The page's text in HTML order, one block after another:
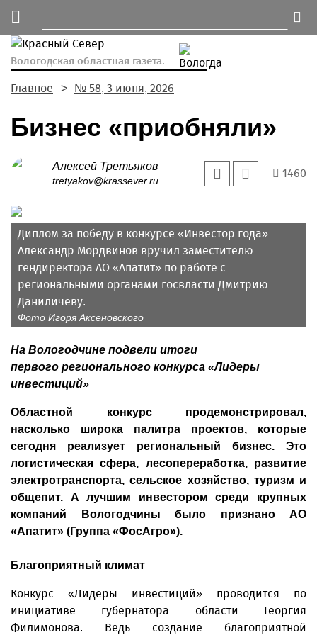
Вологодская областная газета.
Главное № 58, 3 июня, 2026
Бизнес «приобняли»
Алексей Третьяков
tretyakov@krassever.ru
1460
Диплом за победу в конкурсе «Инвестор года»
Александр Мордвинов вручил заместителю
гендиректора АО «Апатит» по работе с
региональными органами госвласти Дмитрию
Даниличеву.
Фото Игоря Аксеновского
На Вологодчине подвели итоги
первого регионального конкурса «Лидеры
инвестиций»
Областной конкурс продемонстрировал,
насколько широка палитра проектов, которые
сегодня реализует региональный бизнес. Это
логистическая сфера, лесопереработка, развитие
электротранспорта, сельское хозяйство, туризм и
общепит. А лучшим инвестором среди крупных
компаний Вологодчины было признано АО
«Апатит» (Группа «ФосАгро»).
Благоприятный климат
Конкурс «Лидеры инвестиций» проводится по
инициативе губернатора области Георгия
Филимонова. Ведь создание благоприятной